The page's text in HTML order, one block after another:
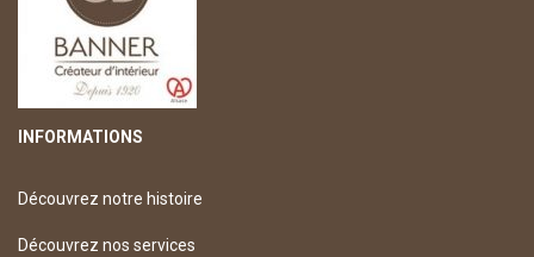
INFORMATIONS
Découvrez notre histoire
Découvrez nos services